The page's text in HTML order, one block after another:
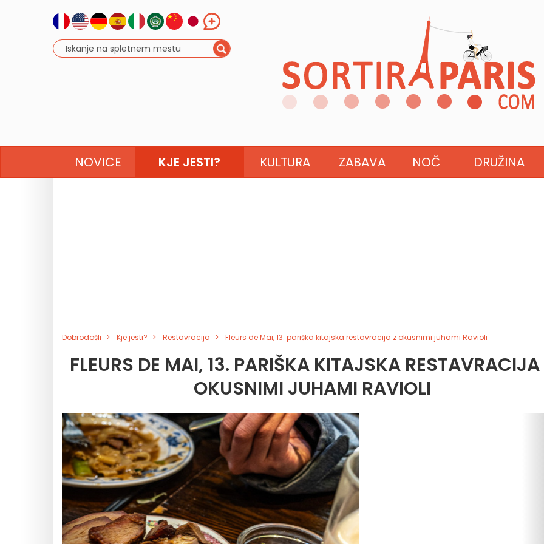
NOVICE KJE JESTI? KULTURA ZABAVA NOČ DRUŽINA
Dobrodošli Kje jesti? Restavracija Fleurs de Mai, 13. pariška kitajska restavracija z okusnimi juhami Ravioli
FLEURS DE MAI, 13. PARIŠKA KITAJSKA RESTAVRACIJA
OKUSNIMI JUHAMI RAVIOLI